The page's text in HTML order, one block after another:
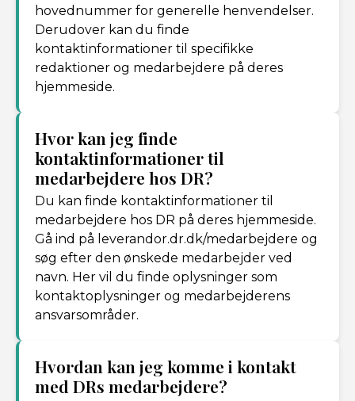
hovednummer for generelle henvendelser.
Derudover kan du finde
kontaktinformationer til specifikke
redaktioner og medarbejdere på deres
hjemmeside.
Hvor kan jeg finde
kontaktinformationer til
medarbejdere hos DR?
Du kan finde kontaktinformationer til
medarbejdere hos DR på deres hjemmeside.
Gå ind på leverandor.dr.dk/medarbejdere og
søg efter den ønskede medarbejder ved
navn. Her vil du finde oplysninger som
kontaktoplysninger og medarbejderens
ansvarsområder.
Hvordan kan jeg komme i kontakt
med DRs medarbejdere?